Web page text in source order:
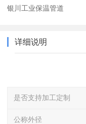
银川工业保温管道
详细说明
是否支持加工定制
公称外径